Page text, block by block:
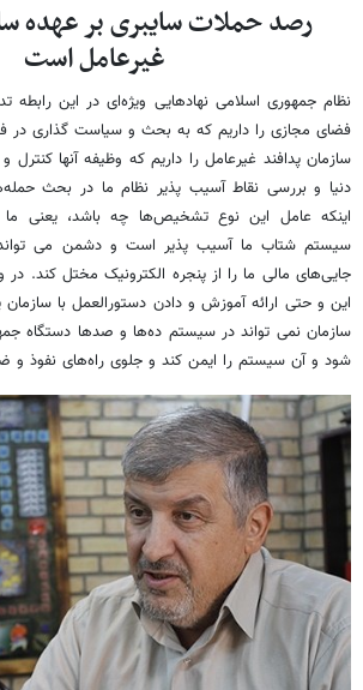
رصد حملات سایبری بر عهده
غیرعامل است
نظام جمهوری اسلامی نهادهایی ویژه‌ای در این رابطه
فضای مجازی را داریم که به بحث و سیاست گذاری در
سازمان پدافند غیرعامل را داریم که وظیفه آنها
دنیا و بررسی نقاط آسیب پذیر نظام ما در بحث
اینکه عامل این نوع تشخیص‌ها چه باشد، یعنی
سیستم شتاب ما آسیب پذیر است و دشمن می
جایی‌های مالی ما را از پنجره الکترونیک مختل کند.
این و حتی ارائه آموزش و دادن دستورالعمل با
سازمان نمی تواند در سیستم ده‌ها و صدها دستگاه
شود و آن سیستم را ایمن کند و جلوی راه‌های نفوذ و